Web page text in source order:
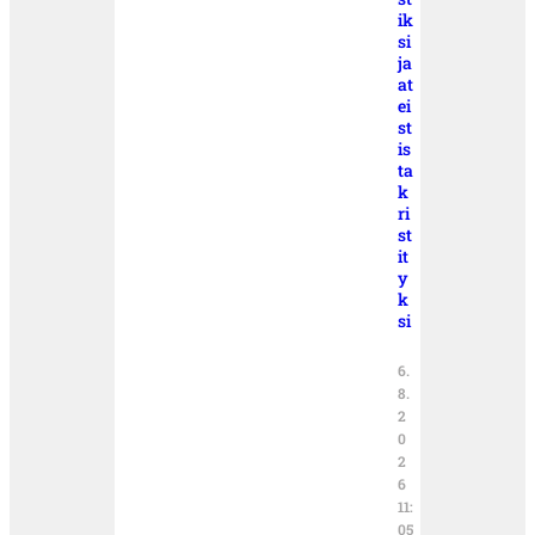
ik
si
ja
at
ei
st
is
ta
k
ri
st
it
y
k
si
6.
8.
2
0
2
6
11:
05